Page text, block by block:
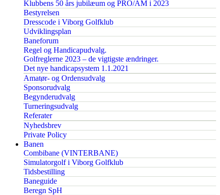
Klubbens 50 års jubilæum og PRO/AM i 2023
Bestyrelsen
Dresscode i Viborg Golfklub
Udviklingsplan
Baneforum
Regel og Handicapudvalg.
Golfreglerne 2023 – de vigtigste ændringer.
Det nye handicapsystem 1.1.2021
Amatør- og Ordensudvalg
Sponsorudvalg
Begynderudvalg
Turneringsudvalg
Referater
Nyhedsbrev
Private Policy
Banen
Combibane (VINTERBANE)
Simulatorgolf i Viborg Golfklub
Tidsbestilling
Baneguide
Beregn SpH